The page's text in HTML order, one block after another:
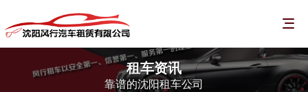
租车资讯
靠谱的沈阳租车公司